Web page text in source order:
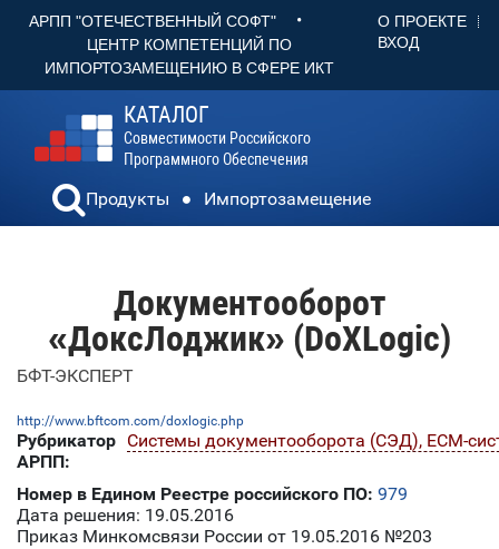
АРПП "ОТЕЧЕСТВЕННЫЙ СОФТ" •
ЦЕНТР КОМПЕТЕНЦИЙ ПО
ИМПОРТОЗАМЕЩЕНИЮ В СФЕРЕ ИКТ
О ПРОЕКТЕ
ВХОД
КАТАЛОГ
Совместимости Российского
Программного Обеспечения
Продукты Импортозамещение
Документооборот
«ДоксЛоджик» (DoXLogic)
БФТ-ЭКСПЕРТ
http://www.bftcom.com/doxlogic.php
Рубрикатор
АРПП:
Системы документооборота (СЭД), ECM-
Номер в Едином Реестре российского ПО: 979
Дата решения: 19.05.2016
Приказ Минкомсвязи России от 19.05.2016 №203